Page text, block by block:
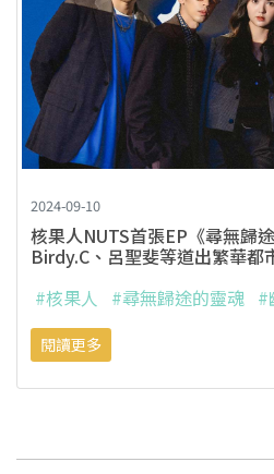
2024-09-10
核果人NUTS首張EP《尋無歸
Birdy.C、呂聖斐等道出繁華都
#核果人
#尋無歸途的靈魂 #
閱讀更多